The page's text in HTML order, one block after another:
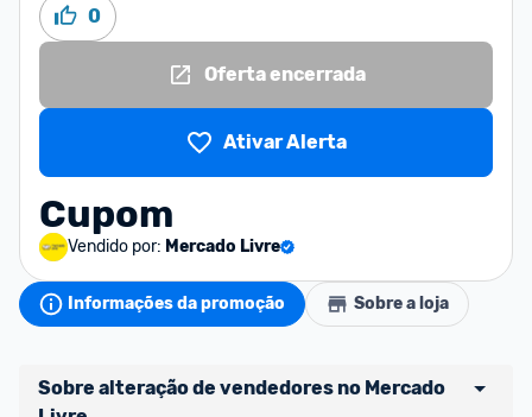
0
Oferta encerrada
Ativar Alerta
Cupom
Vendido por: Mercado Livre
Informações da promoção Sobre a loja
Sobre alteração de vendedores no Mercado